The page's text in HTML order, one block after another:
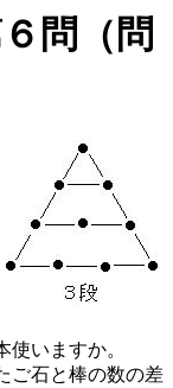
問（問
使いますか。
ご石と棒の数の差